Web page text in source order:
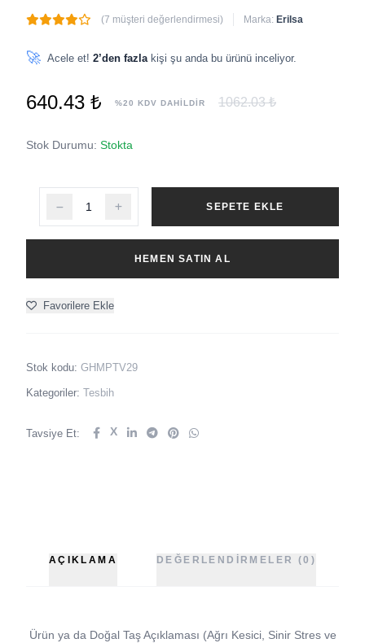
(7 müşteri değerlendirmesi) Marka: Erilsa
🚀 Acele et! 2’den fazla kişi şu anda bu ürünü inceliyor.
640.43 ₺ %20 KDV DAHİLDİR 1062.03 ₺
Stok Durumu: Stokta
SEPETE EKLE
HEMEN SATIN AL
Favorilere Ekle
Stok kodu: GHMPTV29
Kategoriler: Tesbih
Tavsiye Et: X
AÇIKLAMA DEĞERLENDIRMELER (0)
Ürün ya da Doğal Taş Açıklaması (Ağrı Kesici, Sinir Stres ve